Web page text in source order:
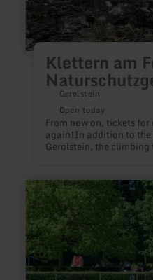
Klettern am
Gerolstein
Open today
From now on, tickets
again!In addition to
Gerolstein, the climbing
learn
more
about:
Beheiztes
Freibad
Kelberg